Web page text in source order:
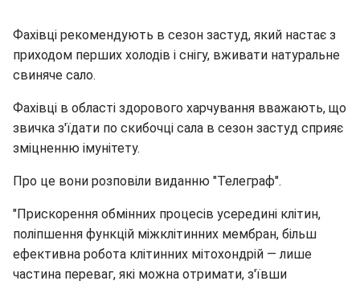
Фахівці рекомендують в сезон застуд, який настає з
приходом перших холодів і снігу, вживати натуральне
свиняче сало.
Фахівці в області здорового харчування вважають, що
звичка з'їдати по скибочці сала в сезон застуд сприяє
зміцненню імунітету.
Про це вони розповіли виданню "Телеграф".
"Прискорення обмінних процесів усередині клітин,
поліпшення функцій міжклітинних мембран, більш
ефективна робота клітинних мітохондрій — лише
частина переваг, які можна отримати, з'ївши